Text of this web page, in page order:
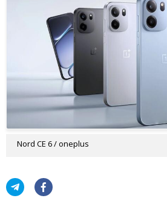
Nord CE 6 / oneplus